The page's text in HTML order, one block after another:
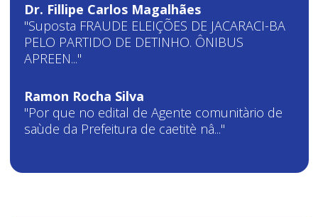
Dr. Fillipe Carlos Magalhães
"Suposta FRAUDE ELEIÇÕES DE JACARACI-BA
PELO PARTIDO DE DETINHO. ÔNIBUS
APREEN..."
Ramon Rocha Silva
"Por que no edital de Agente comunitàrio de
saùde da Prefeitura de caetitè nâ..."